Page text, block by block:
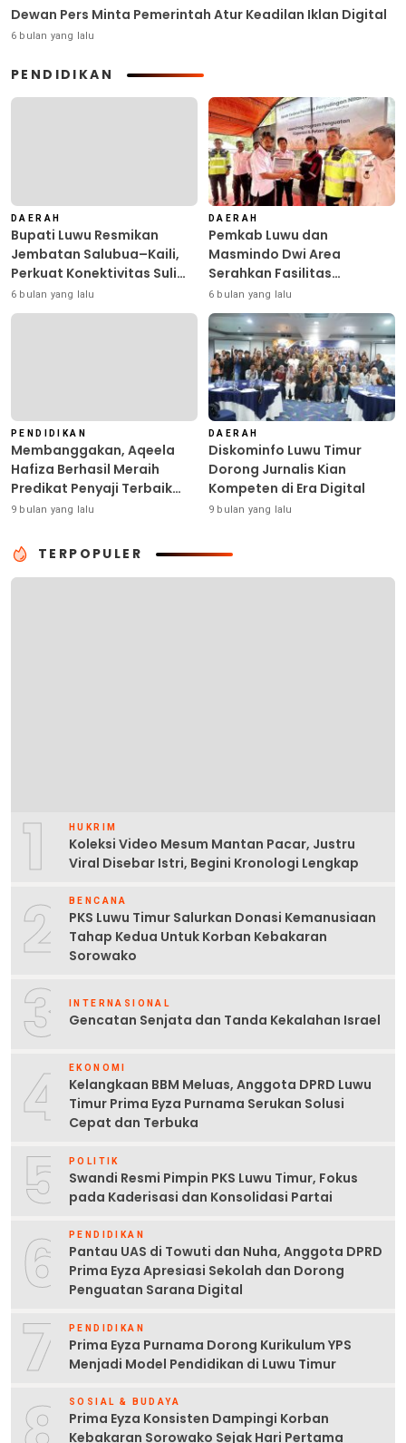
Dewan Pers Minta Pemerintah Atur Keadilan Iklan Digital
6 bulan yang lalu
PENDIDIKAN
DAERAH
Bupati Luwu Resmikan
Jembatan Salubua–Kaili,
Perkuat Konektivitas Suli
Barat
6 bulan yang lalu
DAERAH
Pemkab Luwu dan
Masmindo Dwi Area
Serahkan Fasilitas
Pengolahan Nilam: Perkuat
Usaha dan Peluang Kerja
Masyarakat
6 bulan yang lalu
PENDIDIKAN
Membanggakan, Aqeela
Hafiza Berhasil Meraih
Predikat Penyaji Terbaik
pada Bina Talenta
9 bulan yang lalu
DAERAH
Diskominfo Luwu Timur
Dorong Jurnalis Kian
Kompeten di Era Digital
9 bulan yang lalu
TERPOPULER
1 HUKRIM
Koleksi Video Mesum Mantan Pacar, Justru
Viral Disebar Istri, Begini Kronologi Lengkap
2 BENCANA
PKS Luwu Timur Salurkan Donasi Kemanusiaan
Tahap Kedua Untuk Korban Kebakaran
Sorowako
3 INTERNASIONAL
Gencatan Senjata dan Tanda Kekalahan Israel
4 EKONOMI
Kelangkaan BBM Meluas, Anggota DPRD Luwu
Timur Prima Eyza Purnama Serukan Solusi
Cepat dan Terbuka
5 POLITIK
Swandi Resmi Pimpin PKS Luwu Timur, Fokus
pada Kaderisasi dan Konsolidasi Partai
6 PENDIDIKAN
Pantau UAS di Towuti dan Nuha, Anggota DPRD
Prima Eyza Apresiasi Sekolah dan Dorong
Penguatan Sarana Digital
7 PENDIDIKAN
Prima Eyza Purnama Dorong Kurikulum YPS
Menjadi Model Pendidikan di Luwu Timur
SOSIAL & BUDAYA
Prima Eyza Konsisten Dampingi Korban
Kebakaran Sorowako Sejak Hari Pertama